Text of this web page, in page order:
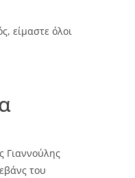
είμαστε όλοι
Γιαννούλης
του